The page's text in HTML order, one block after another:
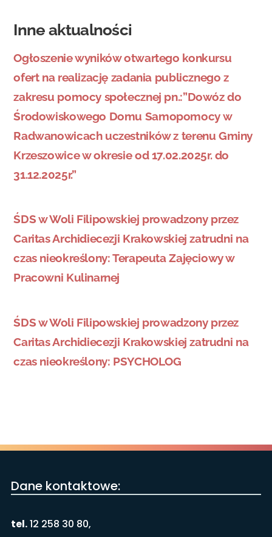
Inne aktualności
Ogłoszenie wyników otwartego konkursu
ofert na realizację zadania publicznego z
zakresu pomocy społecznej pn.:”Dowóz do
Środowiskowego Domu Samopomocy w
Radwanowicach uczestników z terenu Gminy
Krzeszowice w okresie od 17.02.2025r. do
31.12.2025r.”
ŚDS w Woli Filipowskiej prowadzony przez
Caritas Archidiecezji Krakowskiej zatrudni na
czas nieokreślony: Terapeuta Zajęciowy w
Pracowni Kulinarnej
ŚDS w Woli Filipowskiej prowadzony przez
Caritas Archidiecezji Krakowskiej zatrudni na
czas nieokreślony: PSYCHOLOG
Dane kontaktowe:
tel.12 258 30 80,